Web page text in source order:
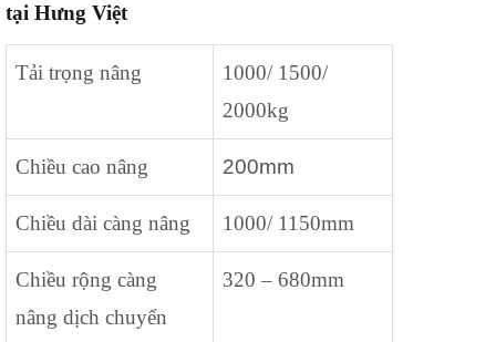
tại Hưng Việt
Tải trọng nâng
1000/ 1500/
2000kg
Chiều cao nâng 200mm
Chiều dài càng nâng 1000/ 1150mm
Chiều rộng càng
nâng dịch chuyển
320 – 680mm